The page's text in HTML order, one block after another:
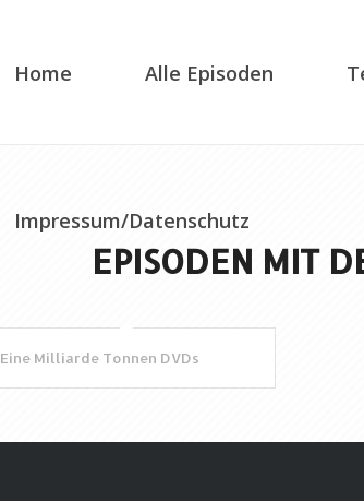
Home Alle Episoden
Impressum/Datenschutz
EPISODEN MIT
Eine Milliarde Tonnen DVDs